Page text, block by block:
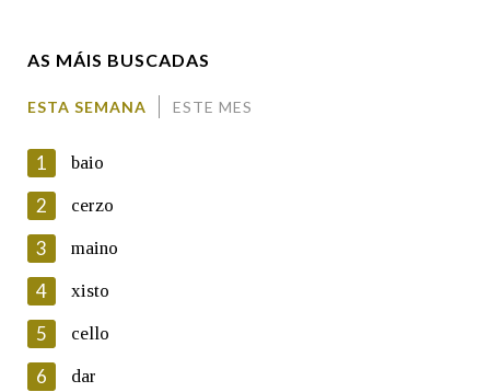
En cumprimento da normativa vixente en materia de
Protección de Datos de Carácter Persoal, a Real Academia
Galega informa a aqueles usuarios que faciliten o seu correo
electrónico, así como calquera outra información de carácter
persoal, que estes datos serán obxecto de tratamento
automatizado de carácter confidencial e incorporados aos seus
ficheiros informáticos. Así mesmo, os usuarios poderán exercer o
AS MÁIS BUSCADAS
ESTA SEMANA ESTE MES
1 baio
2 cerzo
3 maino
4 xisto
5 cello
6 dar